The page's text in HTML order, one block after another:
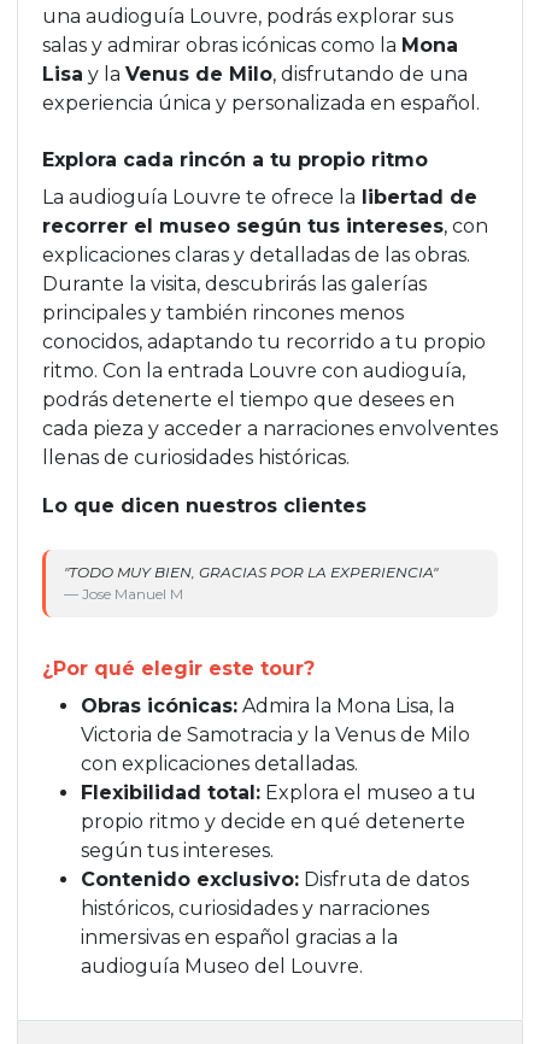
una audioguía Louvre, podrás explorar sus
salas y admirar obras icónicas como la Mona
Lisa y la Venus de Milo, disfrutando de una
experiencia única y personalizada en español.
Explora cada rincón a tu propio ritmo
La audioguía Louvre te ofrece la libertad de
recorrer el museo según tus intereses, con
explicaciones claras y detalladas de las obras.
Durante la visita, descubrirás las galerías
principales y también rincones menos
conocidos, adaptando tu recorrido a tu propio
ritmo. Con la entrada Louvre con audioguía,
podrás detenerte el tiempo que desees en
cada pieza y acceder a narraciones envolventes
llenas de curiosidades históricas.
Lo que dicen nuestros clientes
"TODO MUY BIEN, GRACIAS POR LA EXPERIENCIA"
— Jose Manuel M
¿Por qué elegir este tour?
Obras icónicas: Admira la Mona Lisa, la
Victoria de Samotracia y la Venus de Milo
con explicaciones detalladas.
Flexibilidad total: Explora el museo a tu
propio ritmo y decide en qué detenerte
según tus intereses.
Contenido exclusivo: Disfruta de datos
históricos, curiosidades y narraciones
inmersivas en español gracias a la
audioguía Museo del Louvre.